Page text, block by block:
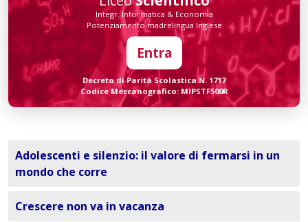
Integr. Informatica & Economia
Potenziamento madrelingua Inglese
Entra
Decreto di Parità Scolastica N. 1717
Codice Meccanografico: MIPSTF500R
Adolescenti e silenzio: il valore di fermarsi in un
mondo che corre
Crescere non va in vacanza